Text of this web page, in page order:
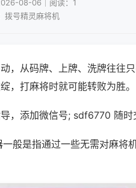
08-06｜阅读：1
拨号精灵麻将机
，从码牌、上牌、洗牌往往
，打麻将时就可能转败为胜。
，添加微信号; sdf6770 随时
般是指通过一些无需对麻将